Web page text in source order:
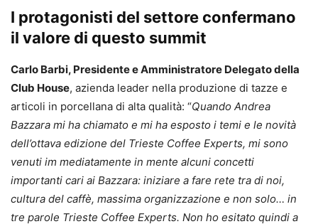
I protagonisti del settore confermano
il valore di questo summit
Carlo Barbi, Presidente e Amministratore Delegato della
Club House, azienda leader nella produzione di tazze e
articoli in porcellana di alta qualità: “Quando Andrea
Bazzara mi ha chiamato e mi ha esposto i temi e le novità
dell’ottava edizione del Trieste Coffee Experts, mi sono
venuti im mediatamente in mente alcuni concetti
importanti cari ai Bazzara: iniziare a fare rete tra di noi,
cultura del caffè, massima organizzazione e non solo… in
tre parole Trieste Coffee Experts. Non ho esitato quindi a